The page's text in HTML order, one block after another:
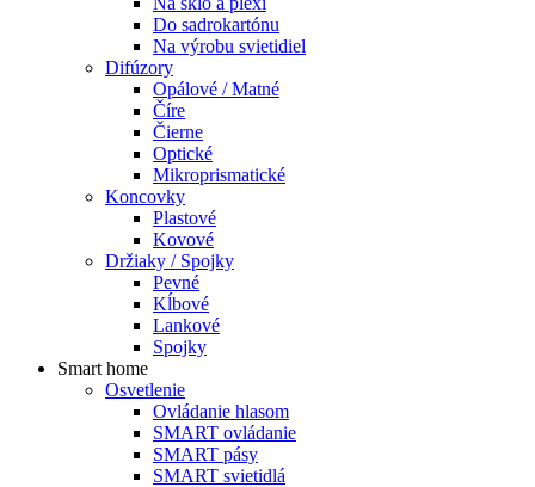
Do sadrokartónu
Na výrobu svietidiel
Difúzory
Opálové / Matné
Číre
Čierne
Optické
Mikroprismatické
Koncovky
Plastové
Kovové
Držiaky / Spojky
Pevné
Kĺbové
Lankové
Spojky
Smart home
Osvetlenie
Ovládanie hlasom
SMART ovládanie
SMART pásy
SMART svietidlá